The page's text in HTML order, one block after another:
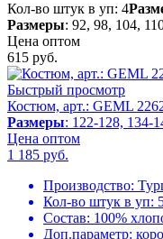
Кол-во штук в уп: 4
Размеры: 92, 98, 104,
Цена оптом
615 руб.
Быстрый просмотр
Костюм, арт.: GEML
Размеры: 122-128, 134-
Цена оптом
1 185 руб.
Производство:
Кол-во штук в уп:
Состав: 100%
Доп.параметр: